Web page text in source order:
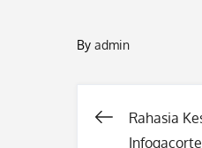
By admin
Post
Rahasia